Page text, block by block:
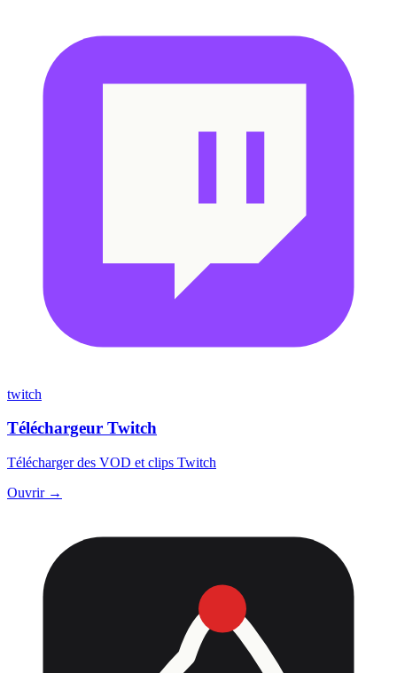
twitch
Téléchargeur Twitch
Télécharger des VOD et clips Twitch
Ouvrir →